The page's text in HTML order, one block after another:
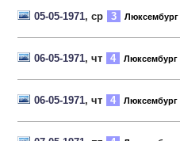
05-05-1971, ср 3 Люксембург
06-05-1971, чт 4 Люксембург
06-05-1971, чт 4 Люксембург